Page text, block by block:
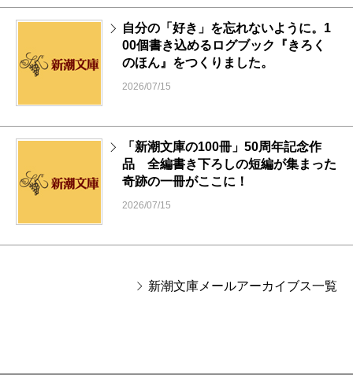
自分の「好き」を忘れないように。1
00個書き込めるログブック『きろく
のほん』をつくりました。
2026/07/15
「新潮文庫の100冊」50周年記念作
品 全編書き下ろしの短編が集まった
奇跡の一冊がここに！
2026/07/15
新潮文庫メールアーカイブス一覧